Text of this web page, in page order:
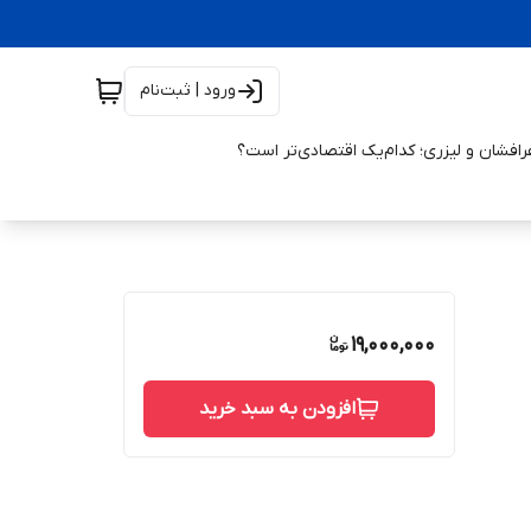
ورود | ثبت‌نام
و لیزری؛ کدام‌یک اقتصادی‌تر است؟
19,000,000
افزودن به سبد خرید